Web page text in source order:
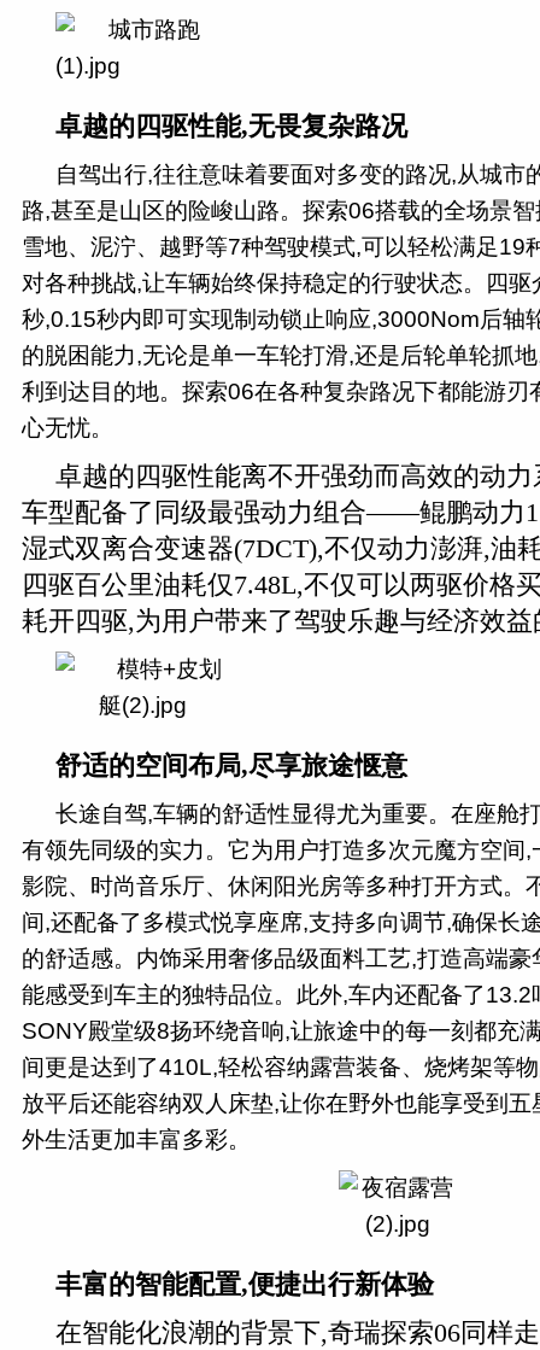
卓越的四驱性能,无畏复杂路况
自驾出行,往往意味着要面对多变的路况,从城市
路,甚至是山区的险峻山路。探索06搭载的全场景
雪地、泥泞、越野等7种驾驶模式,可以轻松满足19
对各种挑战,让车辆始终保持稳定的行驶状态。四
秒,0.15秒内即可实现制动锁止响应,3000Nom后轴
的脱困能力,无论是单一车轮打滑,还是后轮单轮抓
利到达目的地。探索06在各种复杂路况下都能游刃
心无忧。
卓越的四驱性能离不开强劲而高效的动
车型配备了同级最强动力组合——鲲鹏动力
湿式双离合变速器(7DCT),不仅动力澎湃,油
四驱百公里油耗仅7.48L,不仅可以两驱价格
耗开四驱,为用户带来了驾驶乐趣与经济效
舒适的空间布局,尽享旅途惬意
长途自驾,车辆的舒适性显得尤为重要。在座舱
有领先同级的实力。它为用户打造多次元魔方空间
影院、时尚音乐厅、休闲阳光房等多种打开方式。
间,还配备了多模式悦享座席,支持多向调节,确保长
的舒适感。内饰采用奢侈品级面料工艺,打造高端
能感受到车主的独特品位。此外,车内还配备了
SONY殿堂级8扬环绕音响,让旅途中的每一刻都充
间更是达到了410L,轻松容纳露营装备、烧烤架等
放平后还能容纳双人床垫,让你在野外也能享受到
外生活更加丰富多彩。
丰富的智能配置,便捷出行新体验
在智能化浪潮的背景下,奇瑞探索06同样